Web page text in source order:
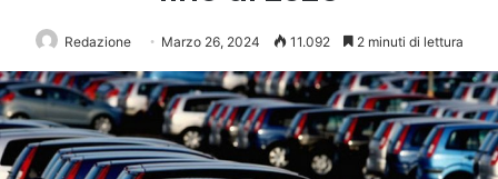
Redazione Marzo 26, 2024 11.092 2 minuti di lettura